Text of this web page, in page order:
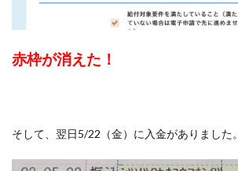
赤枠が消えた！
そして、翌日5/22（金）に入金がありました。